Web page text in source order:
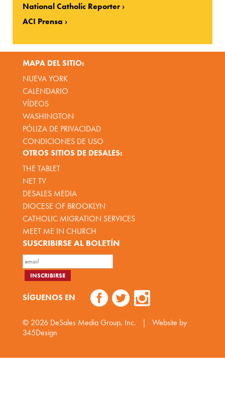
National Catholic Reporter
ACI Prensa
MAPA DEL SITIO:
NUEVA YORK
CALENDARIO
VÍDEOS
WASHINGTON
PÓLIZA DE PRIVACIDAD
CONDICIONES DE USO
OTROS SITIOS DE DESALES:
THE TABLET
NET TV
DESALES MEDIA
DIOCESE OF BROOKLYN
CATHOLIC MIGRATION SERVICES
MEET ME IN CHURCH
SUSCRIBIRSE AL BOLETÍN
SÍGUENOS EN
© 2026 DeSales Media Group, Inc. |
Website by
345Design